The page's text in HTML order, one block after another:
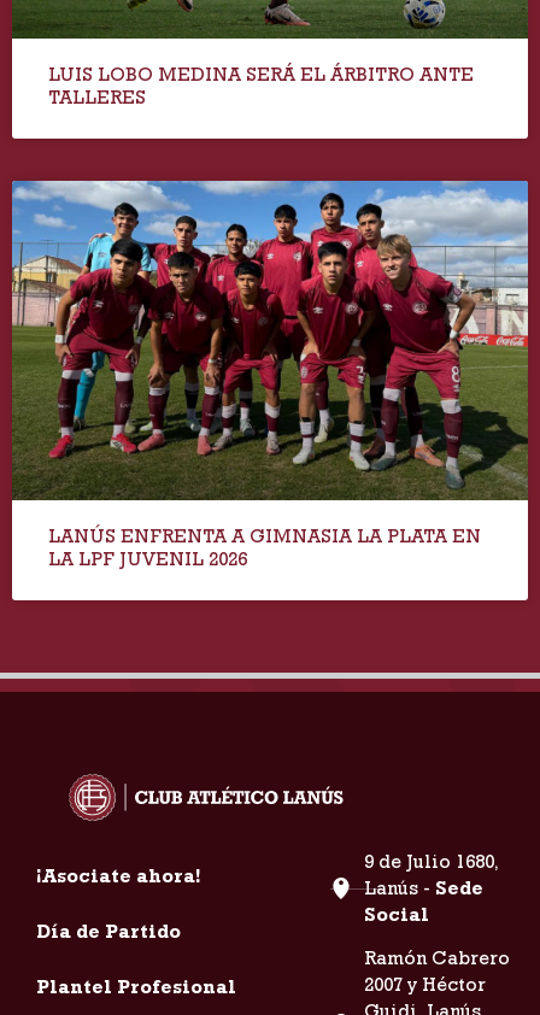
LUIS LOBO MEDINA SERÁ EL ÁRBITRO ANTE
TALLERES
LANÚS ENFRENTA A GIMNASIA LA PLATA EN
LA LPF JUVENIL 2026
¡Asociate ahora!
Día de Partido
Plantel Profesional
9 de Julio 1680,
Lanús - Sede
Social
Ramón Cabrero
2007 y Héctor